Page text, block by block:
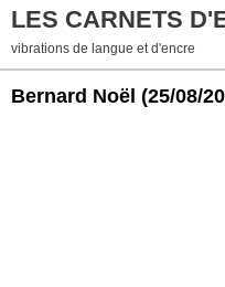
LES CARNETS
vibrations de langue et d'encre
Bernard Noël (25/08/